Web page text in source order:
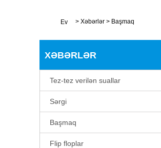
Ev > Xəbərlər > Başmaq
XƏBƏRLƏR
Tez-tez verilən suallar
Sərgi
Başmaq
Flip floplar